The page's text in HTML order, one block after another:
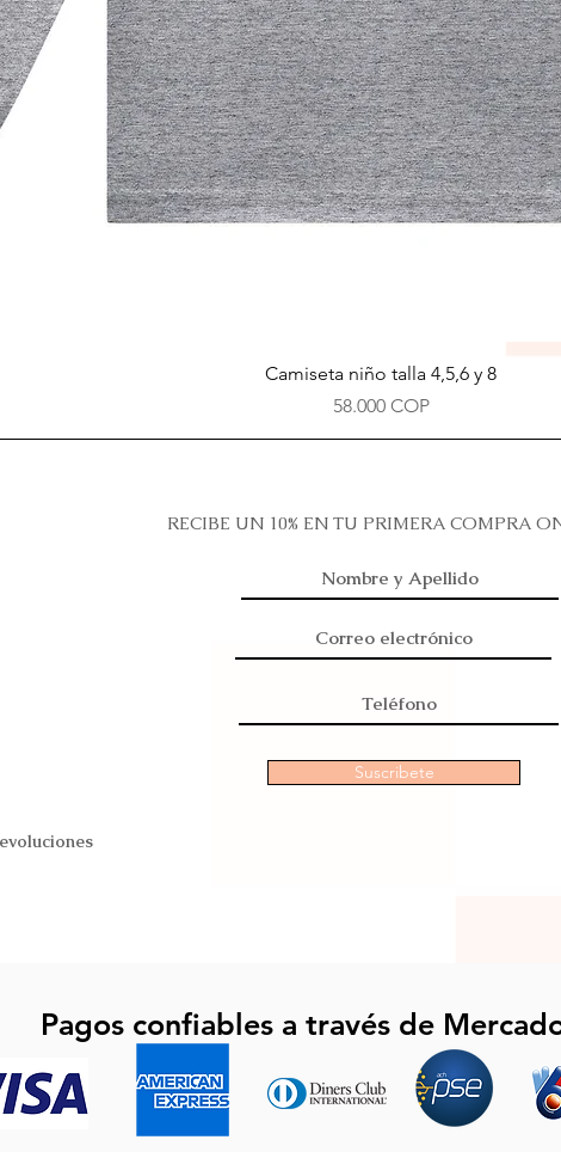
Vista rápida
Camiseta niño talla 4,5,6 y 8
Precio
58.000 COP
RECIBE UN 10% EN TU PRIMERA COMPRA
Suscribete
Pagos confiables a través de